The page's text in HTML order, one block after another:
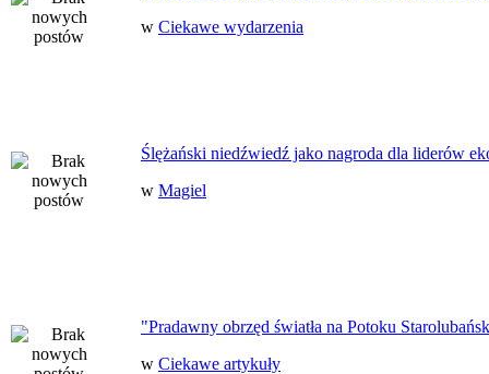
w Ciekawe wydarzenia
Ślężański niedźwiedź jako nagroda dla liderów
w Magiel
"Pradawny obrzęd światła na Potoku
w Ciekawe artykuły